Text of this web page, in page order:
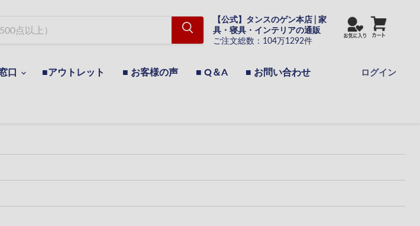
【公式】タンスのゲン本店 | 家
具・寝具・インテリアの通販
ご注文総数：104万1292件
口 ■アウトレット ■ お客様の声 ■ Q＆A ■ お問い合わせ ログイン